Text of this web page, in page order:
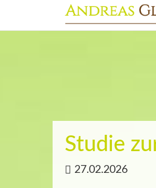
Studie
27.02.2026